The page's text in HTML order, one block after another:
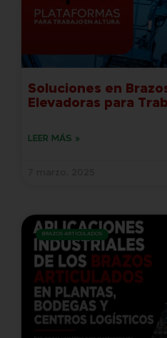
Soluciones en
Elevadoras para
LEER MÁS »
BRAZOS ARTICULADOS